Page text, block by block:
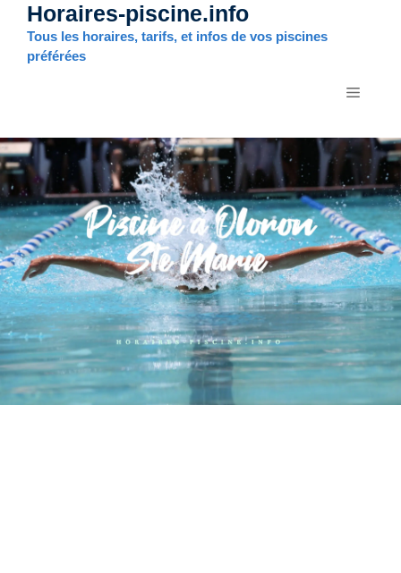
Aller
contenu
Horaires-piscine.info
Tous les horaires, tarifs, et infos de vos piscines
préférées
MENU